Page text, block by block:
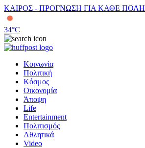
ΚΑΙΡΟΣ - ΠΡΟΓΝΩΣΗ ΓΙΑ ΚΑΘΕ ΠΟΛΗ
34°C
Κοινωνία
Πολιτική
Κόσμος
Οικονομία
Άποψη
Life
Entertainment
Πολιτισμός
Αθλητικά
Video